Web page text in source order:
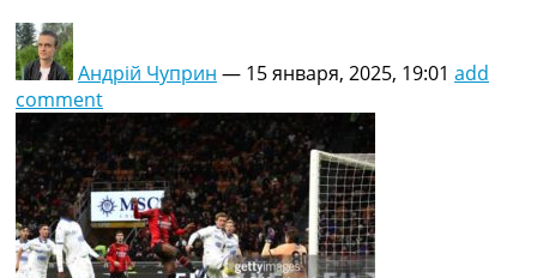
Андрій Чуприн — 15 января, 2025, 19:01 add
comment